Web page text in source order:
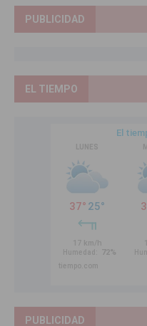
PUBLICIDAD
EL TIEMPO
PUBLICIDAD